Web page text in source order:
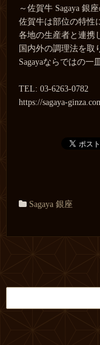
～佐賀牛 Sagaya 銀
佐賀牛は部位の特性
各地の生産者と連携
国内外の調理法を取
Sagayaならではの一
TEL: 03-6263-0782
https://sagaya-
Sagaya 銀座